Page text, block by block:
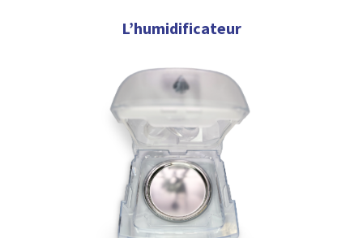
L’humidificateur